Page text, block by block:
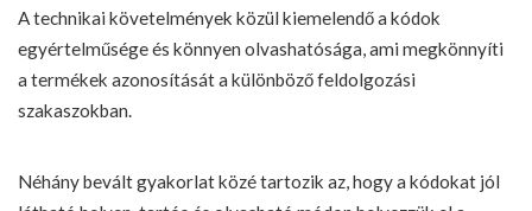
A technikai követelmények közül kiemelendő a kódok
egyértelműsége és könnyen olvashatósága, ami megkönnyíti
a termékek azonosítását a különböző feldolgozási
szakaszokban.
Néhány bevált gyakorlat közé tartozik az, hogy a kódokat jól